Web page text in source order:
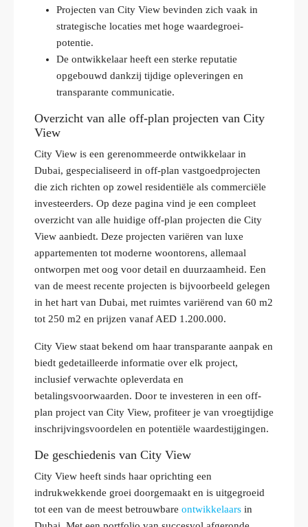
Projecten van City View bevinden zich vaak in
strategische locaties met hoge waardegroei-
potentie.
De ontwikkelaar heeft een sterke reputatie
opgebouwd dankzij tijdige opleveringen en
transparante communicatie.
Overzicht van alle off-plan projecten van City
View
City View is een gerenommeerde ontwikkelaar in
Dubai, gespecialiseerd in off-plan vastgoedprojecten
die zich richten op zowel residentiële als commerciële
investeerders. Op deze pagina vind je een compleet
overzicht van alle huidige off-plan projecten die City
View aanbiedt. Deze projecten variëren van luxe
appartementen tot moderne woontorens, allemaal
ontworpen met oog voor detail en duurzaamheid. Een
van de meest recente projecten is bijvoorbeeld gelegen
in het hart van Dubai, met ruimtes variërend van 60 m2
tot 250 m2 en prijzen vanaf AED 1.200.000.
City View staat bekend om haar transparante aanpak en
biedt gedetailleerde informatie over elk project,
inclusief verwachte opleverdata en
betalingsvoorwaarden. Door te investeren in een off-
plan project van City View, profiteer je van vroegtijdige
inschrijvingsvoordelen en potentiële waardestijgingen.
De geschiedenis van City View
City View heeft sinds haar oprichting een
indrukwekkende groei doorgemaakt en is uitgegroeid
tot een van de meest betrouwbare ontwikkelaars in